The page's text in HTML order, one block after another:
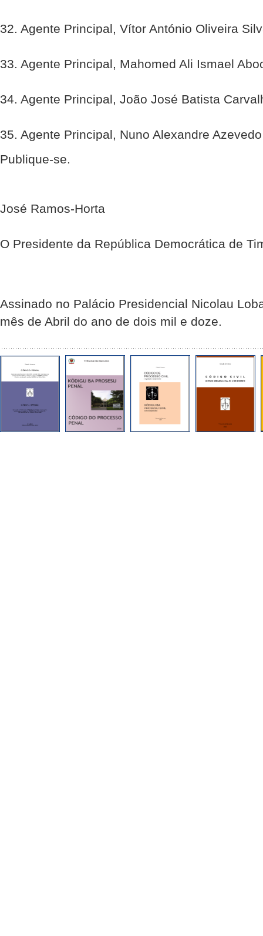
32. Agente Principal, Vítor António Oliveira
33. Agente Principal, Mahomed Ali Ismael
34. Agente Principal, João José Batista
35. Agente Principal, Nuno Alexandre
Publique-se.
José Ramos-Horta
O Presidente da República Democrática de
Assinado no Palácio Presidencial Nicolau
mês de Abril do ano de dois mil e doze.